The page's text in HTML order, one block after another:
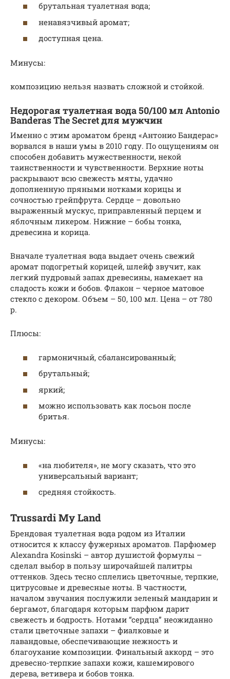
брутальная туалетная вода;
ненавязчивый аромат;
доступная цена.
Минусы:
композицию нельзя назвать сложной и стойкой.
Недорогая туалетная вода 50/100 мл Antonio
Banderas The Secret для мужчин
Именно с этим ароматом бренд «Антонио Бандерас»
ворвался в наши умы в 2010 году. По ощущениям он
способен добавить мужественности, некой
таинственности и чувственности. Верхние ноты
раскрывают всю свежесть мяты, удачно
дополненную пряными нотками корицы и
сочностью грейпфрута. Сердце – довольно
выраженный мускус, приправленный перцем и
яблочным ликером. Нижние – бобы тонка,
древесина и корица.
Вначале туалетная вода выдает очень свежий
аромат подогретый корицей, шлейф звучит, как
легкий пудровый запах древесины, намекает на
сладость кожи и бобов. Флакон – черное матовое
стекло с декором. Объем – 50, 100 мл. Цена – от 780
р.
Плюсы:
гармоничный, сбалансированный;
брутальный;
яркий;
можно использовать как лосьон после
бритья.
Минусы:
«на любителя», не могу сказать, что это
универсальный вариант;
средняя стойкость.
Trussardi My Land
Брендовая туалетная вода родом из Италии
относится к классу фужерных ароматов. Парфюмер
Alexandra Kosinski – автор душистой формулы –
сделал выбор в пользу широчайшей палитры
оттенков. Здесь тесно сплелись цветочные, терпкие,
цитрусовые и древесные ноты. В частности,
началом звучания послужили зеленый мандарин и
бергамот, благодаря которым парфюм дарит
свежесть и бодрость. Нотами “сердца” неожиданно
стали цветочные запахи – фиалковые и
лавандовые, обеспечивающие нежность и
благоухание композиции. Финальный аккорд – это
древесно-терпкие запахи кожи, кашемирового
дерева, ветивера и бобов тонка.